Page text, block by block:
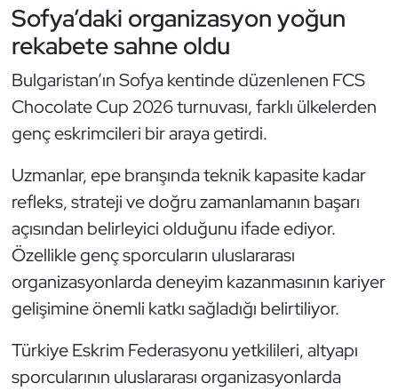
Sofya’daki organizasyon yoğun
rekabete sahne oldu
Bulgaristan’ın Sofya kentinde düzenlenen FCS
Chocolate Cup 2026 turnuvası, farklı ülkelerden
genç eskrimcileri bir araya getirdi.
Uzmanlar, epe branşında teknik kapasite kadar
refleks, strateji ve doğru zamanlamanın başarı
açısından belirleyici olduğunu ifade ediyor.
Özellikle genç sporcuların uluslararası
organizasyonlarda deneyim kazanmasının kariyer
gelişimine önemli katkı sağladığı belirtiliyor.
Türkiye Eskrim Federasyonu yetkilileri, altyapı
sporcularının uluslararası organizasyonlarda
Modern Pentatlon
Motor Sporları
Muay Thai
Okçuluk
Optimist
Oryantiring
Özel Sporcular
Paralimpik